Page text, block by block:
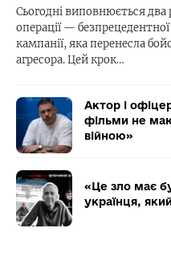
Сьогодні виповнюється два
операції —
кампанії, яка перенесла
агресора. Цей крок…
Актор і
фільми не
війною»
«Це зло має
українця,